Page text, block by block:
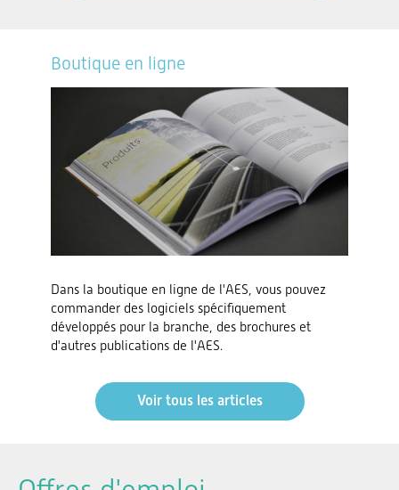
Boutique en ligne
Dans la boutique en ligne de l'AES, vous pouvez
commander des logiciels spécifiquement
développés pour la branche, des brochures et
d'autres publications de l'AES.
Voir tous les articles